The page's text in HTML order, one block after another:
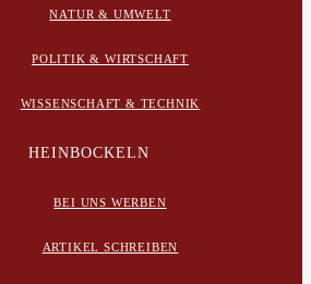
NATUR & UMWELT
POLITIK & WIRTSCHAFT
WISSENSCHAFT & TECHNIK
HEINBOCKELN
BEI UNS WERBEN
ARTIKEL SCHREIBEN